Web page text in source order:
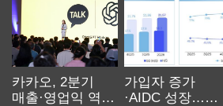
카카오, 2분기
매출·영업익 역대
가입자 증가
·AIDC 성장…